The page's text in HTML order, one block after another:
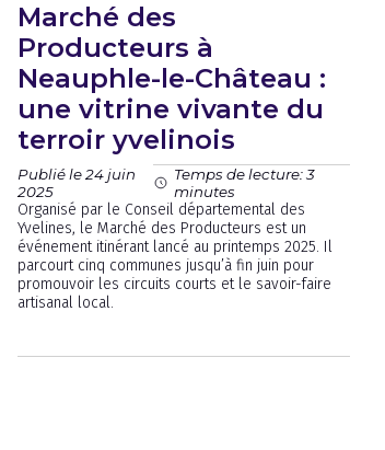
Marché des
Producteurs à
Neauphle-le-Château :
une vitrine vivante du
terroir yvelinois
Publié le 24 juin
2025
Temps de lecture: 3
minutes
Organisé par le Conseil départemental des
Yvelines, le Marché des Producteurs est un
événement itinérant lancé au printemps 2025. Il
parcourt cinq communes jusqu’à fin juin pour
promouvoir les circuits courts et le savoir-faire
artisanal local.